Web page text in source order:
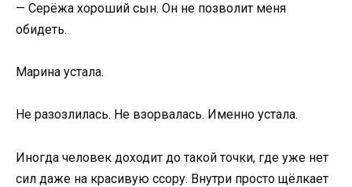
— Серёжа хороший сын. Он не позволит меня
обидеть.
Марина устала.
Не разозлилась. Не взорвалась. Именно устала.
Иногда человек доходит до такой точки, где уже нет
сил даже на красивую ссору. Внутри просто щёлкает